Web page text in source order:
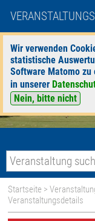
Wir verwenden
statistische
Software Matomo
in unserer
Nein, bitte nicht
Startseite >
Veranstaltungsdetails